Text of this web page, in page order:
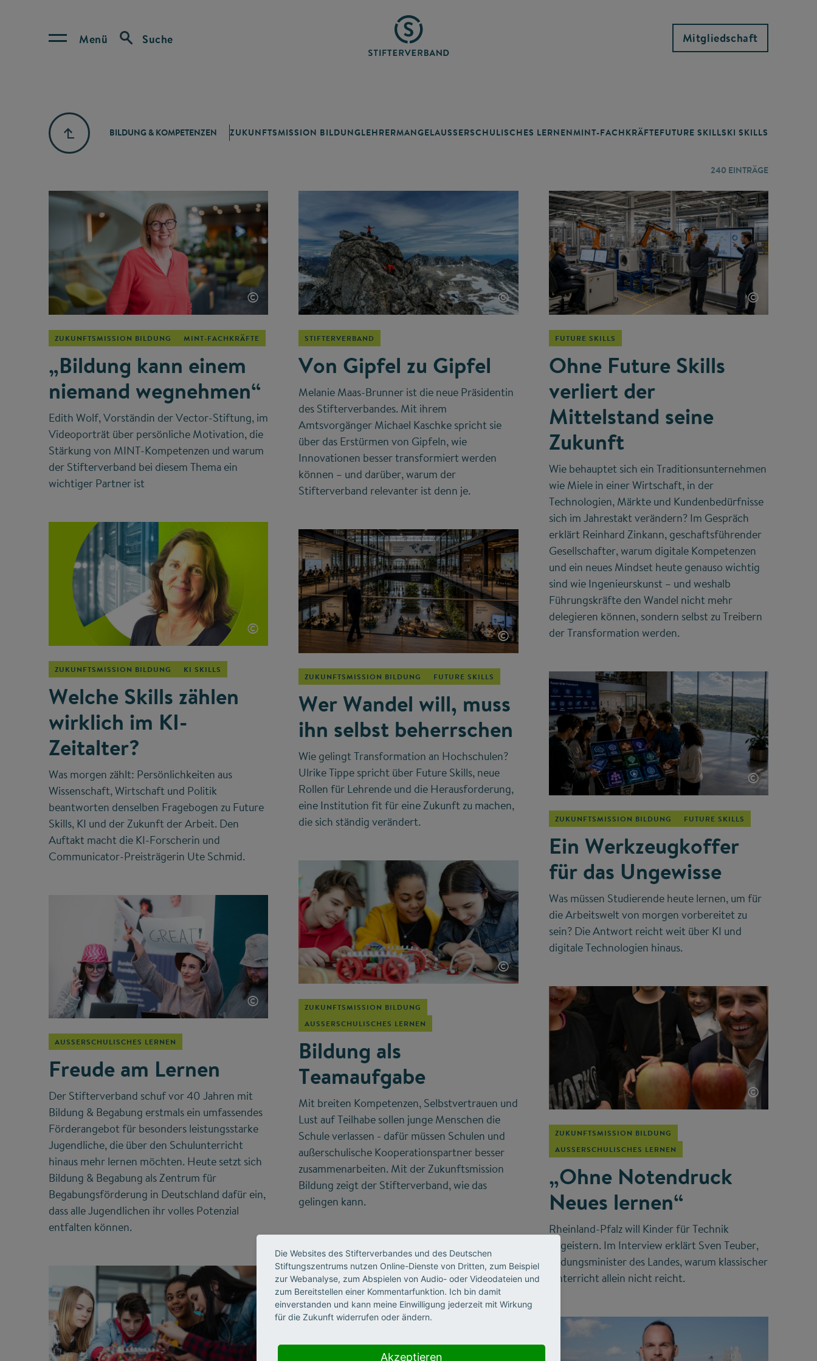
Menü Suche Mitgliedschaft
BILDUNG & KOMPETENZEN ZUKUNFTSMISSION BILDUNGLEHRERMANGELAUSSERSCHULISCHES LERNEN MINT-FACHKRÄFTEFUTURE SKILLSKI SKILLS
240 EINTRÄGE
©
ZUKUNFTSMISSION BILDUNG MINT-FACHKRÄFTE
„Bildung kann einem
niemand wegnehmen“
Edith Wolf, Vorständin der Vector-Stiftung, im
Videoporträt über persönliche Motivation, die
Stärkung von MINT-Kompetenzen und warum
der Stifterverband bei diesem Thema ein
wichtiger Partner ist
©
STIFTERVERBAND
Von Gipfel zu Gipfel
Melanie Maas-Brunner ist die neue Präsidentin
des Stifterverbandes. Mit ihrem
Amtsvorgänger Michael Kaschke spricht sie
über das Erstürmen von Gipfeln, wie
Innovationen besser transformiert werden
können – und darüber, warum der
Stifterverband relevanter ist denn je.
©
FUTURE SKILLS
Ohne Future Skills
verliert der
Mittelstand seine
Zukunft
Wie behauptet sich ein Traditionsunternehmen
wie Miele in einer Wirtschaft, in der
Technologien, Märkte und Kundenbedürfnisse
sich im Jahrestakt verändern? Im Gespräch
erklärt Reinhard Zinkann, geschaftsführender
Gesellschafter, warum digitale Kompetenzen
und ein neues Mindset heute genauso wichtig
sind wie Ingenieurskunst – und weshalb
Führungskräfte den Wandel nicht mehr
delegieren können, sondern selbst zu Treibern
der Transformation werden.
©
ZUKUNFTSMISSION BILDUNG KI SKILLS
Welche Skills zählen
wirklich im KI-
Zeitalter?
Was morgen zählt: Persönlichkeiten aus
Wissenschaft, Wirtschaft und Politik
beantworten denselben Fragebogen zu Future
Skills, KI und der Zukunft der Arbeit. Den
Auftakt macht die KI-Forscherin und
Communicator-Preisträgerin Ute Schmid.
©
ZUKUNFTSMISSION BILDUNG FUTURE SKILLS
Wer Wandel will, muss
ihn selbst beherrschen
Wie gelingt Transformation an Hochschulen?
Ulrike Tippe spricht über Future Skills, neue
Rollen für Lehrende und die Herausforderung,
eine Institution fit für eine Zukunft zu machen,
die sich ständig verändert.
©
ZUKUNFTSMISSION BILDUNG FUTURE SKILLS
Ein Werkzeugkoffer
für das Ungewisse
Was müssen Studierende heute lernen, um für
die Arbeitswelt von morgen vorbereitet zu
sein? Die Antwort reicht weit über KI und
digitale Technologien hinaus.
©
AUSSERSCHULISCHES LERNEN
Freude am Lernen
Der Stifterverband schuf vor 40 Jahren mit
Bildung & Begabung erstmals ein umfassendes
Förderangebot für besonders leistungsstarke
Jugendliche, die über den Schulunterricht
hinaus mehr lernen möchten. Heute setzt sich
Bildung & Begabung als Zentrum für
Begabungsförderung in Deutschland dafür ein,
dass alle Jugendlichen ihr volles Potenzial
entfalten können.
©
ZUKUNFTSMISSION BILDUNG
AUSSERSCHULISCHES LERNEN
Bildung als
Teamaufgabe
Mit breiten Kompetenzen, Selbstvertrauen und
Lust auf Teilhabe sollen junge Menschen die
Schule verlassen - dafür müssen Schulen und
außerschulische Kooperationspartner besser
zusammenarbeiten. Mit der Zukunftsmission
Bildung zeigt der Stifterverband, wie das
gelingen kann.
©
ZUKUNFTSMISSION BILDUNG
AUSSERSCHULISCHES LERNEN
„Ohne Notendruck
Neues lernen“
Rheinland-Pfalz will Kinder für Technik
begeistern. Im Interview erklärt Sven Teuber,
Bildungsminister des Landes, warum klassischer
Unterricht allein nicht reicht.
©
Die Websites des Stifterverbandes und des Deutschen
Stiftungszentrums nutzen Online-Dienste von Dritten, zum Beispiel
zur Webanalyse, zum Abspielen von Audio- oder Videodateien und
zum Bereitstellen einer Kommentarfunktion. Ich bin damit
einverstanden und kann meine Einwilligung jederzeit mit Wirkung
für die Zukunft widerrufen oder ändern.
Akzeptieren